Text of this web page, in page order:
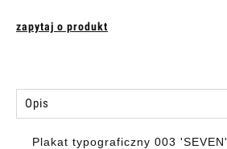
zapytaj o produkt
Opis
Plakat typograficzny 003 'SEVEN'